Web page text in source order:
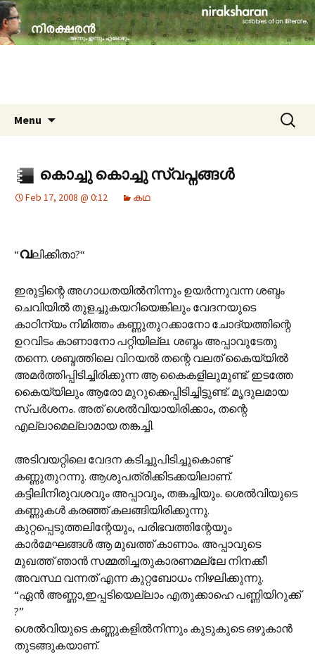
niraksharan (നിരക്ഷരൻ)
travelogues, book reviews, social issues,
cinema, memories & lot more…
Menu
Search
for:
കൊച്ചു കൊച്ചു സ്വപ്നങ്ങള്‍
Feb 17, 2008 @ 0:12 കഥ
“വലിക്കിതാ?“
ഇരുട്ടിന്റെ അഗാധതയില്‍നിന്നും ഉയര്‍ന്നുവന്ന ശബ്ദം
ചെവിയില്‍ തുളച്ചുകയറിയെങ്കിലും വേദനയുടെ
കാഠിന്യം നിമിത്തം കണ്ണുതുറക്കാനോ ചോദ്യത്തിന്റെ
ഉറവിടം കാണാനോ പറ്റിയില്ല. ശബ്ദം അപ്പാവുടേതു
തന്നെ. ശബ്ദത്തിലെ വിറയല്‍ തന്റെ വലത് കൈയ്യില്‍
അമര്‍ത്തിപ്പിടിച്ചിരിക്കുന്ന ആ കൈകളിലുമുണ്ട്. ഇടത്തേ
കൈയ്യിലും ആരോ മുറുക്കെപ്പിടിച്ചിട്ടുണ്ട്. മൃദുലമായ
സ്പര്‍ശനം‍. അത് ശെല്‍‌വിയായിരിക്കാം, തന്റെ
എല്ലാമെല്ലാമായ തങ്കച്ചി.
അടിവയറ്റിലെ വേദന കടിച്ചുപിടിച്ചുകൊണ്ട്
കണ്ണുതുറന്നു. ആശുപത്രിക്കിടക്കയിലാണ്.
കട്ടിലിനിരുവശവും അപ്പാവും, തങ്കച്ചിയും. ശെല്‍‌വിയുടെ
കണ്ണുകള്‍ കരഞ്ഞ് കലങ്ങിയിരിക്കുന്നു.
കുറ്റപ്പെടുത്തലിന്റേയും, പരിഭവത്തിന്റേയും
കാര്‍മേഘങ്ങള്‍ ആ മുഖത്ത് കാണാം. അപ്പാവുടെ
മുഖത്ത് ഞാന്‍ സമ്മതിച്ചതുകാരണമല്ലേ നിനക്കീ
അവസ്ഥ വന്നത് എന്ന കുറ്റബോധം നിഴലിക്കുന്നു.
“ഏന്‍ അണ്ണാ,ഇപ്പടിയെല്ലാം എതുക്കാഹെ പണ്ണിയിറുക്ക്
?”
ശെല്‍‌വിയുടെ കണ്ണുകളില്‍നിന്നും കുടുകുടെ ഒഴുകാന്‍
തുടങ്ങുകയാണ്.